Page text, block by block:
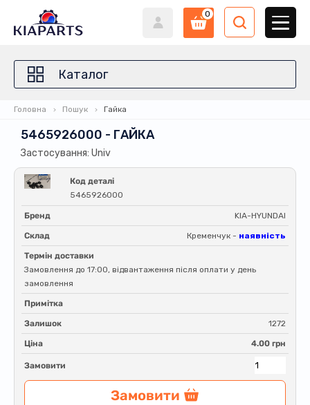
0
Каталог
Головна Пошук Гайка
5465926000 - ГАЙКА
Застосування: Univ
Код деталі
5465926000
Бренд KIA-HYUNDAI
Склад Кременчук - наявність
Термін доставки
Замовлення до 17:00, відвантаження після оплати у день
замовлення
Примітка
Залишок 1272
Ціна 4.00 грн
Замовити
Замовити